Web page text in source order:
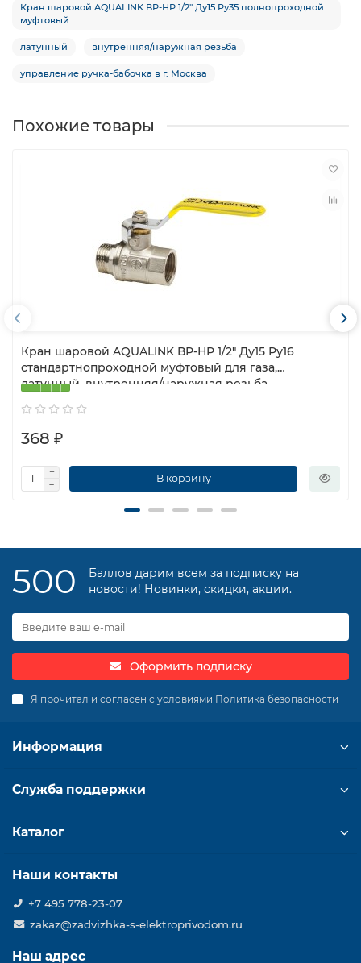
Кран шаровой AQUALINK ВР-НР 1/2″ Ду15 Ру35 полнопроходной
муфтовый
латунный внутренняя/наружная резьба
управление ручка-бабочка в г. Москва
Похожие товары
Кран шаровой AQUALINK ВР-НР 1/2″ Ду15 Ру16
стандартнопроходной муфтовый для газа,
латунный, внутренняя/наружная резьба,
368 ₽
В корзину
500
Баллов дарим всем за подписку на
новости! Новинки, скидки, акции.
Оформить подписку
Я прочитал и согласен с условиями Политика безопасности
Информация
Служба поддержки
Каталог
Наши контакты
+7 495 778-23-07
zakaz@zadvizhka-s-elektroprivodom.ru
Наш адрес